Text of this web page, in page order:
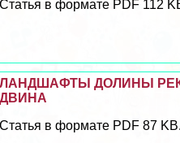
Статья в формате PDF 112
ЛАНДШАФТЫ ДОЛИНЫ
ДВИНА
Статья в формате PDF 87